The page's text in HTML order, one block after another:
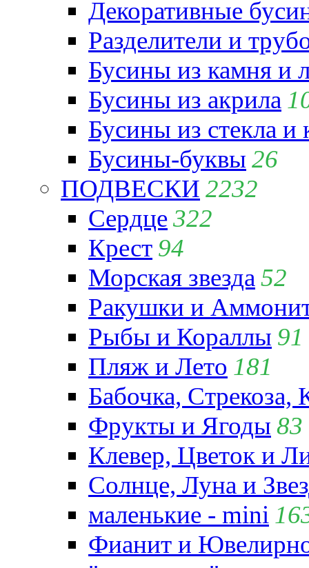
Декоративные
Разделители и
Бусины из камня и
Бусины из акрила
Бусины из стекла и
Бусины-буквы 26
ПОДВЕСКИ 2232
Сердце322
Крест 94
Морская звезда 52
Ракушки и
Рыбы и Кораллы 91
Пляж и Лето 181
Бабочка,
Фрукты и Ягоды 83
Клевер, Цветок и
Солнце, Луна и
маленькие - mini
Фианит и